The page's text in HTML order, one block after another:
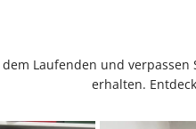
Laufenden und
erhalten.